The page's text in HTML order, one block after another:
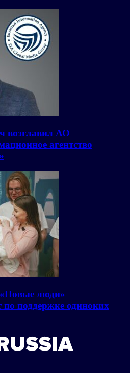
возглавил АО
агентство
люди»
по поддержке одиноких